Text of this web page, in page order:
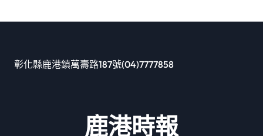
彰化縣鹿港鎮萬壽路187號(04)7777858
鹿港時報